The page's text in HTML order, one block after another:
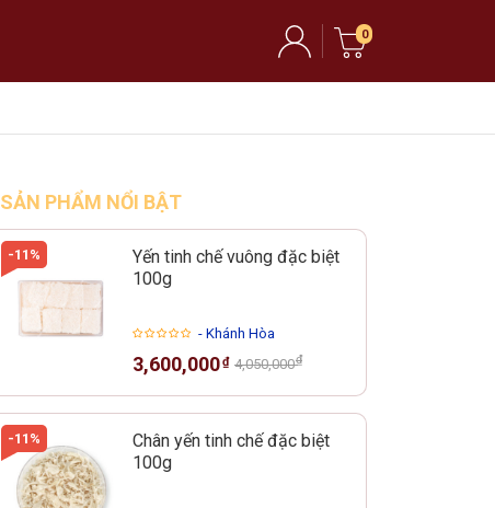
0
SẢN PHẨM NỔI BẬT
-11%
Yến tinh chế vuông đặc biệt
100g
- Khánh Hòa
3,600,000₫ 4,050,000₫
-11%
Chân yến tinh chế đặc biệt
100g